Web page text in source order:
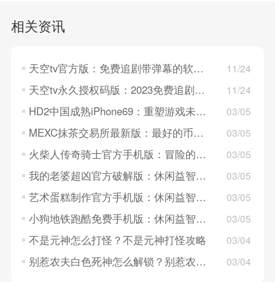
相关资讯
天空tv官方版：免费追剧带弹幕的软件，高清视频！ 11/24
天空tv永久授权码版：2023免费追剧的软件，设计简约！ 11/24
HD2中国成熟iPhone69：重塑游戏未来的新起点 03/05
MEXC抹茶交易所最新版：最好的币市交易所，值得信赖！ 03/05
火柴人传奇骑士官方手机版：冒险的动作闯关游戏，画质好！ 03/05
我的老婆超凶官方破解版：休闲益智的解密游戏，好玩！ 03/05
艺术蛋糕制作官方手机版：休闲益智的制作游戏，画面清晰！ 03/05
小狗地铁跑酷免费手机版：休闲益智的酷跑游戏，画面清晰！ 03/05
不是元神怎么打怪？不是元神打怪攻略 03/04
别惹农夫白色死神怎么解锁？别惹农夫白色死神解锁攻略 03/04